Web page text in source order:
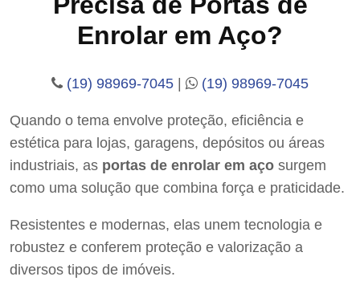
Enrolar em Aço?
(19) 98969-7045 | (19) 98969-7045
Quando o tema envolve proteção, eficiência e
estética para lojas, garagens, depósitos ou áreas
industriais, as portas de enrolar em aço surgem
como uma solução que combina força e praticidade.
Resistentes e modernas, elas unem tecnologia e
robustez e conferem proteção e valorização a
diversos tipos de imóveis.